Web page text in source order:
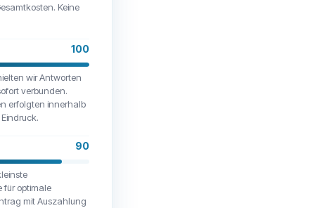
Keine
100
wir Antworten
verbunden.
erfolgten innerhalb
90
für optimale
mit Auszahlung